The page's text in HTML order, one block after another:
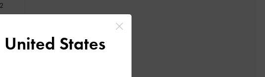
2
レビューを書く
United States